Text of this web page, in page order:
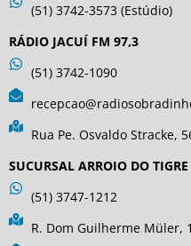
(51) 3742-3573 (Estúdio)
RÁDIO JACUÍ FM 97,3
(51) 3742-1090
Rua Pe. Osvaldo Stracke,
SUCURSAL ARROIO DO TIGRE
(51) 3747-1212
R. Dom Guilherme Müler,